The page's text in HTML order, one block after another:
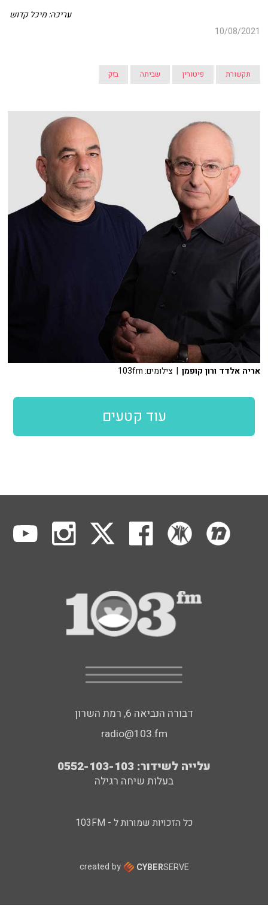
עריכה: מיכל קדוש
10/08/2021
תקשורת פיטורין שביתה בזק
אריה אלדד ורון קופמן | צילומים: 103fm
עוד קטעים
דבורה הנביאה 6, רמת השרון
radio@103.fm
עלייה לשידור: 0552-103-103
בעלות שיחה רגילה
כל הזכויות שמורות ל - 103FM
created by CYBERSERVE